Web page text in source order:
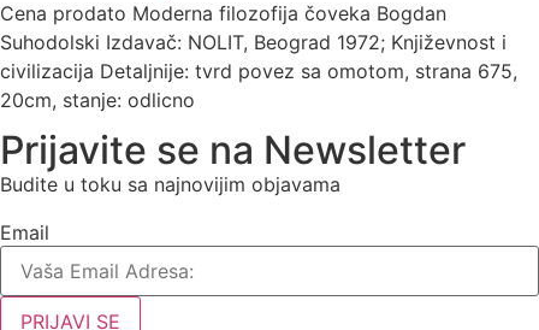
Cena prodato Moderna filozofija čoveka Bogdan
Suhodolski Izdavač: NOLIT, Beograd 1972; Književnost i
civilizacija Detaljnije: tvrd povez sa omotom, strana 675,
20cm, stanje: odlicno
Prijavite se na Newsletter
Budite u toku sa najnovijim objavama
Email
PRIJAVI SE